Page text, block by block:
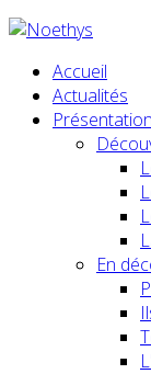
Accueil
Actualités
Présentation
En